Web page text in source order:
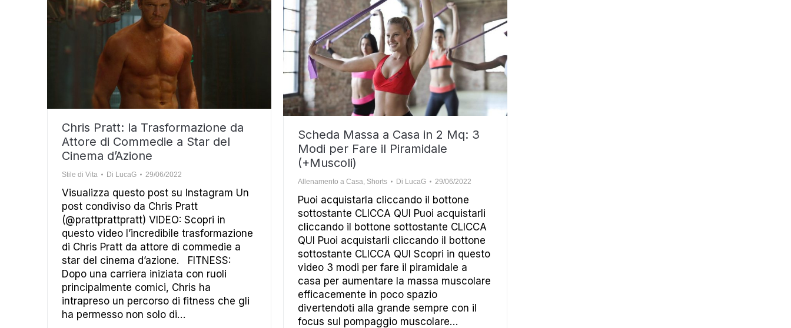
Chris Pratt: la Trasformazione da
Attore di Commedie a Star del
Cinema d’Azione
Stile di Vita Di LucaG 29/06/2022
Visualizza questo post su Instagram Un
post condiviso da Chris Pratt
(@prattprattpratt) VIDEO: Scopri in
questo video l’incredibile trasformazione
di Chris Pratt da attore di commedie a
star del cinema d’azione. FITNESS:
Dopo una carriera iniziata con ruoli
principalmente comici, Chris ha
intrapreso un percorso di fitness che gli
ha permesso non solo di…
Scheda Massa a Casa in 2 Mq: 3
Modi per Fare il Piramidale
(+Muscoli)
Allenamento a Casa, Shorts Di LucaG 29/06/2022
Puoi acquistarla cliccando il bottone
sottostante CLICCA QUI Puoi acquistarli
cliccando il bottone sottostante CLICCA
QUI Puoi acquistarli cliccando il bottone
sottostante CLICCA QUI Scopri in questo
video 3 modi per fare il piramidale a
casa per aumentare la massa muscolare
efficacemente in poco spazio
divertendoti alla grande sempre con il
focus sul pompaggio muscolare…